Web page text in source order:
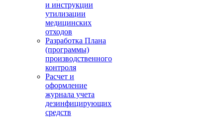
и инструкции
утилизации
медицинских
отходов
Разработка Плана
(программы)
производственного
контроля
Расчет и
оформление
журнала учета
дезинфицирующих
средств